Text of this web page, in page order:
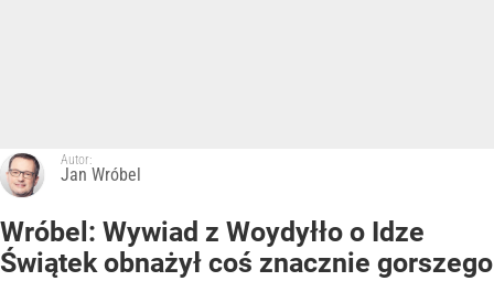
Autor:
Jan Wróbel
Wróbel: Wywiad z Woydyłło o Idze
Świątek obnażył coś znacznie gorszego